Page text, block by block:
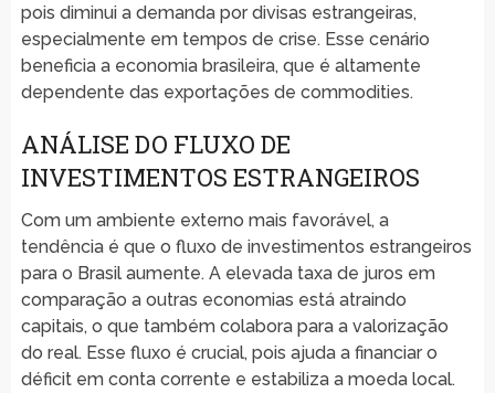
pois diminui a demanda por divisas estrangeiras,
especialmente em tempos de crise. Esse cenário
beneficia a economia brasileira, que é altamente
dependente das exportações de commodities.
ANÁLISE DO FLUXO DE
INVESTIMENTOS ESTRANGEIROS
Com um ambiente externo mais favorável, a
tendência é que o fluxo de investimentos estrangeiros
para o Brasil aumente. A elevada taxa de juros em
comparação a outras economias está atraindo
capitais, o que também colabora para a valorização
do real. Esse fluxo é crucial, pois ajuda a financiar o
déficit em conta corrente e estabiliza a moeda local.